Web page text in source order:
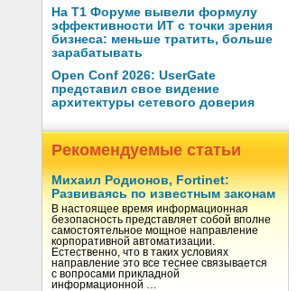
На Т1 Форуме вывели формулу
эффективности ИТ с точки зрения
бизнеса: меньше тратить, больше
зарабатывать
Open Conf 2026: UserGate
представил свое видение
архитектуры сетевого доверия
Рекомендуемые статьи
Михаил Родионов, Fortinet:
Развиваясь по известным законам
В настоящее время информационная
безопасность представляет собой вполне
самостоятельное мощное направление
корпоративной автоматизации.
Естественно, что в таких условиях
направление это все теснее связывается
с вопросами прикладной
информационной …